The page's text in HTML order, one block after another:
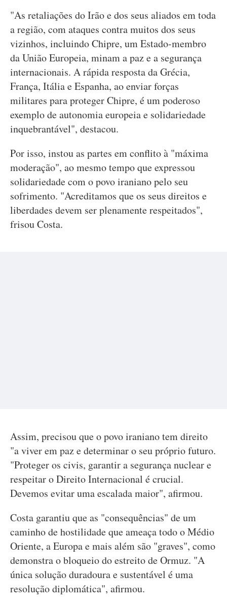
"As retaliações do Irão e dos seus aliados em toda
a região, com ataques contra muitos dos seus
vizinhos, incluindo Chipre, um Estado-membro
da União Europeia, minam a paz e a segurança
internacionais. A rápida resposta da Grécia,
França, Itália e Espanha, ao enviar forças
militares para proteger Chipre, é um poderoso
exemplo de autonomia europeia e solidariedade
inquebrantável", destacou.
Por isso, instou as partes em conflito à "máxima
moderação", ao mesmo tempo que expressou
solidariedade com o povo iraniano pelo seu
sofrimento. "Acreditamos que os seus direitos e
liberdades devem ser plenamente respeitados",
frisou Costa.
Assim, precisou que o povo iraniano tem direito
"a viver em paz e determinar o seu próprio futuro.
"Proteger os civis, garantir a segurança nuclear e
respeitar o Direito Internacional é crucial.
Devemos evitar uma escalada maior", afirmou.
Costa garantiu que as "consequências" de um
caminho de hostilidade que ameaça todo o Médio
Oriente, a Europa e mais além são "graves", como
demonstra o bloqueio do estreito de Ormuz. "A
única solução duradoura e sustentável é uma
resolução diplomática", afirmou.